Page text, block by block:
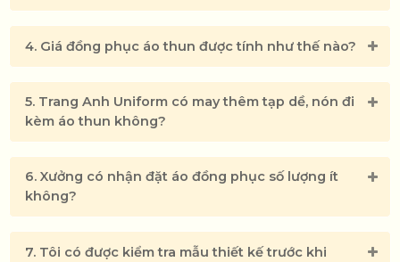
4. Giá đồng phục áo thun được tính như thế nào?
5. Trang Anh Uniform có may thêm tạp dề, nón đi
kèm áo thun không?
6. Xưởng có nhận đặt áo đồng phục số lượng ít
không?
7. Tôi có được kiểm tra mẫu thiết kế trước khi